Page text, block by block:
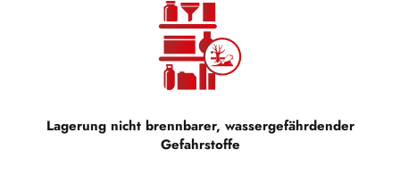
Lagerung nicht brennbarer, wassergefährdender
Gefahrstoffe